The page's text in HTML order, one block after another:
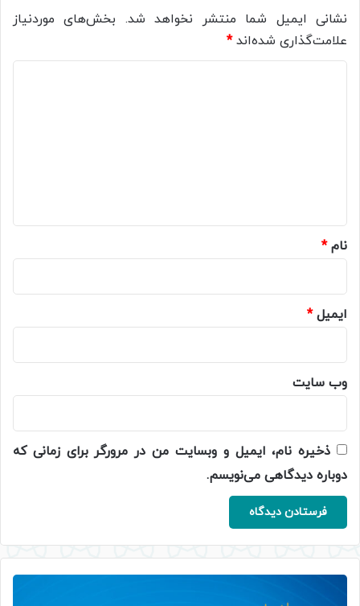
نشانی ایمیل شما منتشر نخواهد شد. بخش‌های موردنیاز
علامت‌گذاری شده‌اند*
نام*
ایمیل*
وب‌ سایت
ذخیره نام، ایمیل و وبسایت من در مرورگر برای زمانی که
دوباره دیدگاهی می‌نویسم.